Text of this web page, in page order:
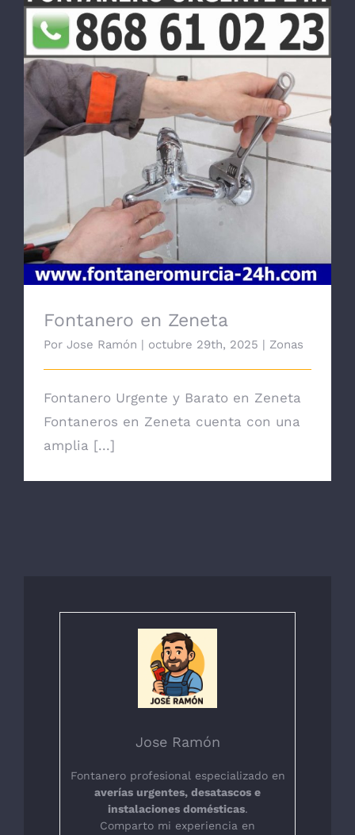
Fontanero en Zeneta
Fontanero en Zeneta
Por Jose Ramón | octubre 29th, 2025 | Zonas
Fontanero Urgente y Barato en Zeneta
Fontaneros en Zeneta cuenta con una
amplia [...]
Jose Ramón
Fontanero profesional especializado en
averías urgentes, desatascos e
instalaciones domésticas.
Comparto mi experiencia en